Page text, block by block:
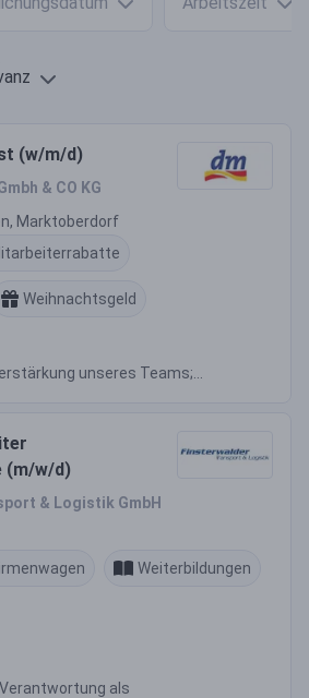
(w/m/d)
& CO KG
Marktoberdorf
Weihnachtsgeld
unseres Teams;...
(m/w/d)
& Logistik GmbH
Weiterbildungen
als